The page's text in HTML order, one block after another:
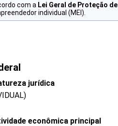
com a Lei Geral de Proteção
individual (MEI).
jurídica
econômica principal